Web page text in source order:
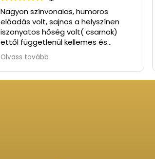
Nagyon színvonalas, humoros
előadás volt, sajnos a helyszínen
iszonyatos hőség volt( csarnok)
ettől függetlenül kellemes és
szórakoztató program volt
Olvass tovább